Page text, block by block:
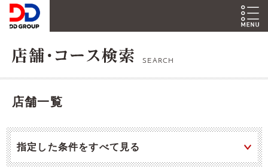
SEARCH
店舗一覧
指定した条件をすべて見る